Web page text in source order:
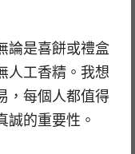
論是喜餅或禮盒
人工香精。我想
，每個人都值得
誠的重要性。